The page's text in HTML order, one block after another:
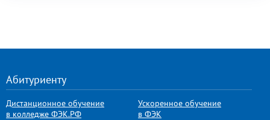
Абитуриенту
Дистанционное обучение
в колледже ФЭК.РФ
Ускоренное обучение
в ФЭК